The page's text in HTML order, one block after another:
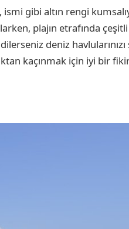
gibi altın rengi
plajın etrafında
deniz havlularınızı
kaçınmak için iyi bir